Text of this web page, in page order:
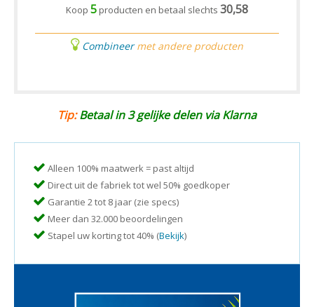
Koop 5 producten en betaal slechts 30,58
Combineermet andere producten
Tip:Betaal in 3 gelijke delen via Klarna
Alleen 100% maatwerk = past altijd
Direct uit de fabriek tot wel 50% goedkoper
Garantie 2 tot 8 jaar (zie specs)
Meer dan 32.000 beoordelingen
Stapel uw korting tot 40% (Bekijk)